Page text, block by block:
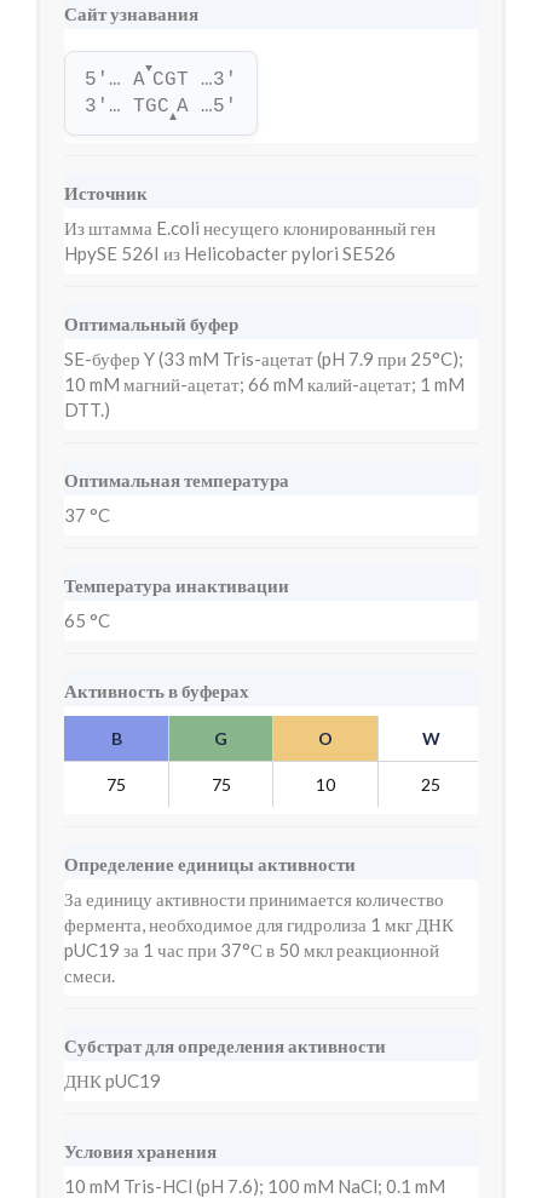
Сайт узнавания
5'… A
▼
CGT …3'
3'… TGC▲A …5'
Источник
Из штамма E.coli несущего клонированный ген
HpySE 526I из Helicobacter pylori SE526
Оптимальный буфер
SE-буфер Y (33 mM Tris-ацетат (pH 7.9 при 25°C);
10 mM магний-ацетат; 66 mM калий-ацетат; 1 mM
DTT.)
Оптимальная температура
37 °C
Температура инактивации
65 °C
Активность в буферах
B G O W
75 75 10 25
Определение единицы активности
За единицу активности принимается количество
фермента, необходимое для гидролиза 1 мкг ДНК
pUC19 за 1 час при 37°С в 50 мкл реакционной
смеси.
Субстрат для определения активности
ДНК pUC19
Условия хранения
10 mM Tris-HCl (pH 7.6); 100 mM NaCl; 0.1 mM